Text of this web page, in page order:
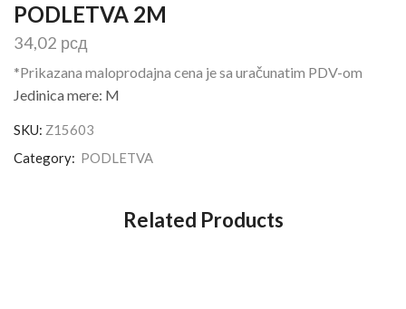
PODLETVA 2M
34,02 рсд
*Prikazana maloprodajna cena je sa uračunatim PDV-om
Jedinica mere: M
SKU: Z15603
Category: PODLETVA
Related Products